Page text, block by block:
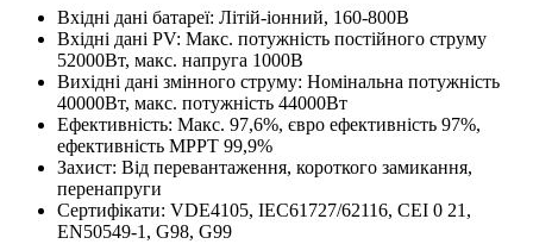
Вхідні дані батареї: Літій-іонний, 160-800В
Вхідні дані PV: Макс. потужність постійного струму
52000Вт, макс. напруга 1000В
Вихідні дані змінного струму: Номінальна потужність
40000Вт, макс. потужність 44000Вт
Ефективність: Макс. 97,6%, євро ефективність 97%,
ефективність MPPT 99,9%
Захист: Від перевантаження, короткого замикання,
перенапруги
Сертифікати: VDE4105, IEC61727/62116, CEI 0 21,
EN50549-1, G98, G99